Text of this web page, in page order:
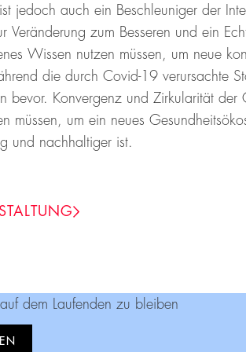
jedoch auch ein Beschleuniger der
Veränderung zum Besseren und ein
Wissen nutzen müssen, um neue
die durch Covid-19 verursachte
bevor. Konvergenz und Zirkularität der
müssen, um ein neues
und nachhaltiger ist.
dem Laufenden zu bleiben